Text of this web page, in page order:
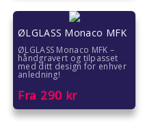
ØLGLASS Monaco MFK
ØLGLASS Monaco MFK –
håndgravert og tilpasset
med ditt design for enhver
anledning!
Fra 290 kr